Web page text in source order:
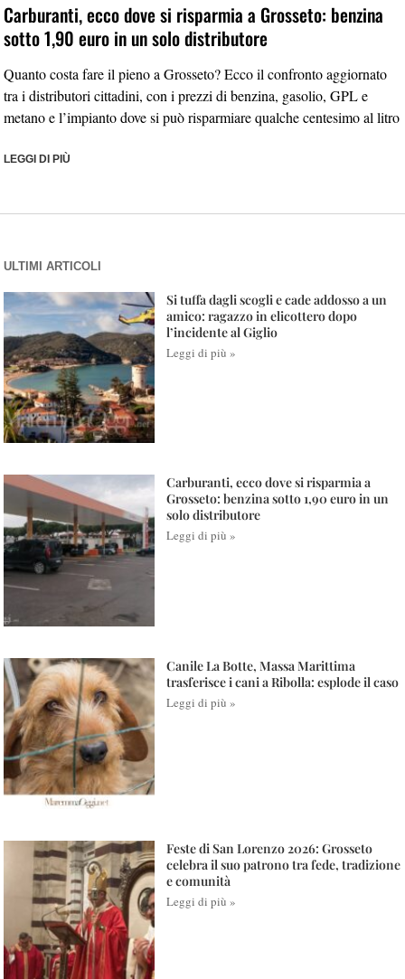
Carburanti, ecco dove si risparmia a Grosseto: benzina
sotto 1,90 euro in un solo distributore
Quanto costa fare il pieno a Grosseto? Ecco il confronto aggiornato
tra i distributori cittadini, con i prezzi di benzina, gasolio, GPL e
metano e l’impianto dove si può risparmiare qualche centesimo al litro
LEGGI DI PIÙ
ULTIMI ARTICOLI
Si tuffa dagli scogli e cade addosso a un
amico: ragazzo in elicottero dopo
l’incidente al Giglio
Leggi di più »
Carburanti, ecco dove si risparmia a
Grosseto: benzina sotto 1,90 euro in un
solo distributore
Leggi di più »
Canile La Botte, Massa Marittima
trasferisce i cani a Ribolla: esplode il caso
Leggi di più »
Feste di San Lorenzo 2026: Grosseto
celebra il suo patrono tra fede, tradizione
e comunità
Leggi di più »